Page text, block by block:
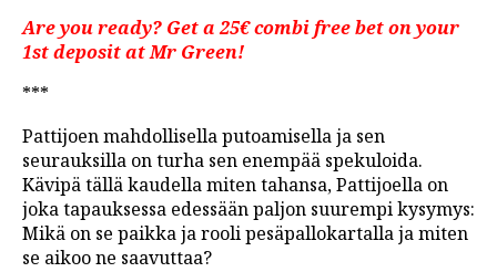
Are you ready? Get a 25€ combi free bet on your
1st deposit at Mr Green!
***
Pattijoen mahdollisella putoamisella ja sen
seurauksilla on turha sen enempää spekuloida.
Kävipä tällä kaudella miten tahansa, Pattijoella on
joka tapauksessa edessään paljon suurempi kysymys:
Mikä on se paikka ja rooli pesäpallokartalla ja miten
se aikoo ne saavuttaa?